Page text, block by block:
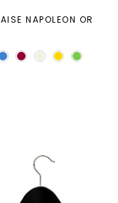
NAPOLEON OR